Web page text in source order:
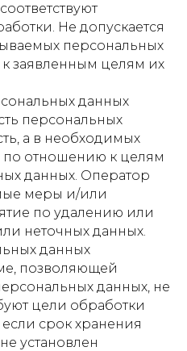
Не допускается
персональных
заявленным целям их
данных
персональных
а в необходимых
по отношению к целям
данных. Оператор
меры и/или
по удалению или
неточных данных.
данных
позволяющей
данных, не
цели обработки
срок хранения
установлен